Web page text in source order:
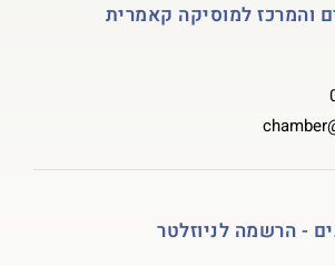
והמרכז למוסיקה קאמרית
- הרשמה לניוזלטר